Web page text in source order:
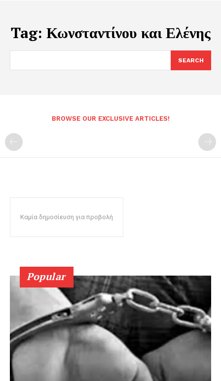
Tag: Κωνσταντίνου και Ελένης
SEARCH
BROWSE OUR EXCLUSIVE ARTICLES!
Καμία δημοσίευση για προβολή
Popular